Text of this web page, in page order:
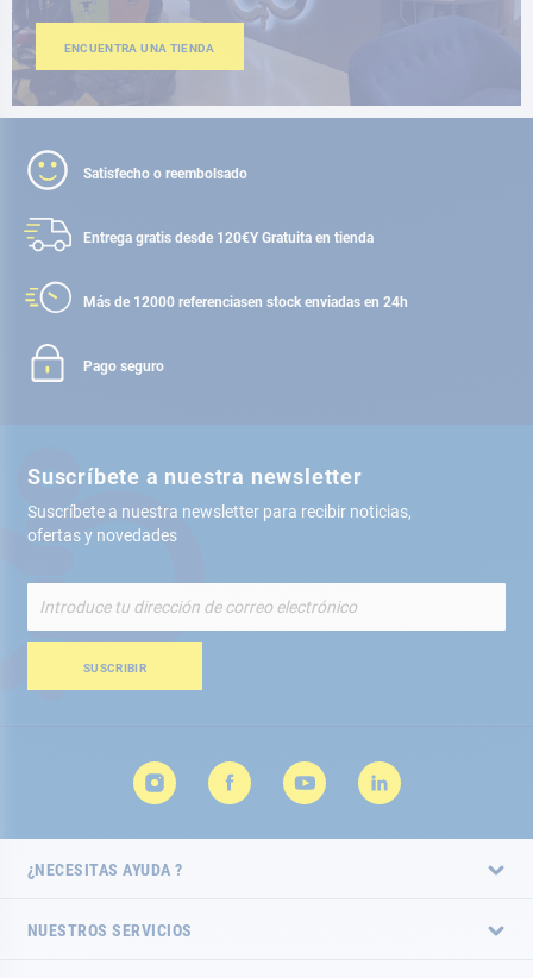
ENCUENTRA UNA TIENDA
Satisfecho o reembolsado
Entrega gratis desde 120€Y Gratuita en tienda
Más de 12000 referenciasen stock enviadas en 24h
Pago seguro
Suscríbete a nuestra newsletter
Suscríbete a nuestra newsletter para recibir noticias,
ofertas y novedades
nuestro
de
SUSCRIBIR
¿NECESITAS AYUDA ?
NUESTROS SERVICIOS